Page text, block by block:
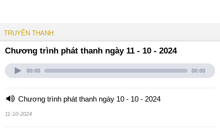
TRUYỀN THANH
Chương trình phát thanh ngày 11 - 10 - 2024
00:00 00:00
Chương trình phát thanh ngày 10 - 10 - 2024
11-10-2024